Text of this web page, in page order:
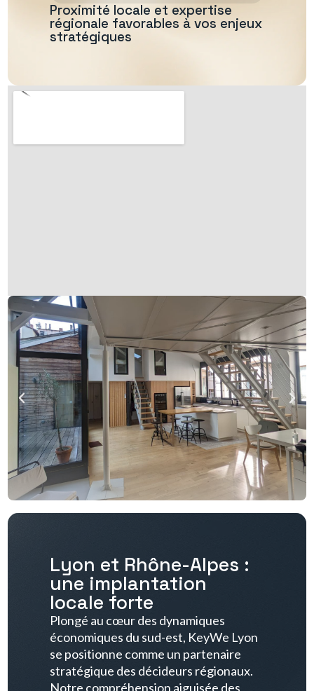
Lyon et Rhône-Alpes :
une implantation
locale forte
Plongé au cœur des dynamiques
économiques du sud-est, KeyWe Lyon
se positionne comme un partenaire
stratégique des décideurs régionaux.
Notre compréhension aiguisée des
Proximité locale et expertise
régionale favorables à vos enjeux
stratégiques